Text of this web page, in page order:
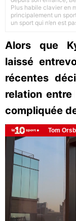
Plus habile clavier en
principalement un
un sport qui n’en est
Alors que
laissé
récentes
relation
compliquée